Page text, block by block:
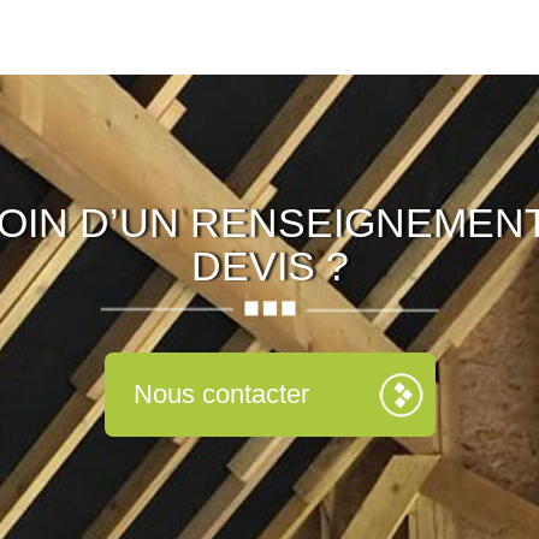
D’UN
DEVIS ?
Nous contacter